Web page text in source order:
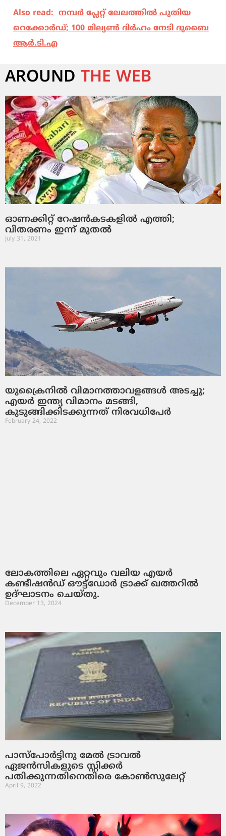
Also read: നമ്പർ പ്ലേറ്റ് ലേലത്തിൽ പുതിയ
റെക്കോർഡ്; 100 മില്യൺ ദിർഹം നേടി ദുബൈ
ആർ.ടി.എ
AROUND THE WEB
ഓണക്കിറ്റ് റേഷന്‍കടകളില്‍ എത്തി;
വിതരണം ഇന്ന് മുതല്‍
July 31, 2021
യുക്രൈനില്‍ വിമാനത്താവളങ്ങള്‍ അടച്ചു;
എയര്‍ ഇന്ത്യ വിമാനം മടങ്ങി,
കുടുങ്ങിക്കിടക്കുന്നത് നിരവധിപേര്‍
February 24, 2022
ലോകത്തിലെ ഏറ്റവും വലിയ എയർ
കണ്ടീഷൻഡ് ഔട്ട്‌ഡോർ ട്രാക്ക് ഖത്തറിൽ
ഉദ്ഘാടനം ചെയ്തു.
December 13, 2024
പാസ്‌പോര്‍ട്ടിനു മേല്‍ ട്രാവല്‍
ഏജന്‍സികളുടെ സ്റ്റിക്കര്‍
പതിക്കുന്നതിനെതിരെ കോണ്‍സുലേറ്റ്
April 9, 2022